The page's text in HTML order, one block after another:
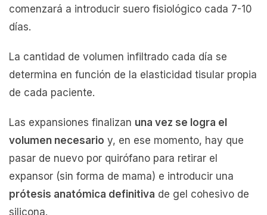
comenzará a introducir suero fisiológico cada 7-10
días.
La cantidad de volumen infiltrado cada día se
determina en función de la elasticidad tisular propia
de cada paciente.
Las expansiones finalizan una vez se logra el
volumen necesario y, en ese momento, hay que
pasar de nuevo por quirófano para retirar el
expansor (sin forma de mama) e introducir una
prótesis anatómica definitiva de gel cohesivo de
silicona.